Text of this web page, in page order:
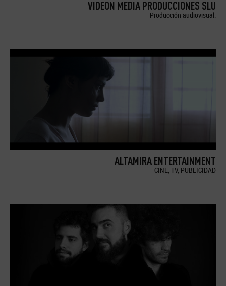
VIDEON MEDIA PRODUCCIONES SLU
Producción audiovisual.
ALTAMIRA ENTERTAINMENT
CINE, TV, PUBLICIDAD